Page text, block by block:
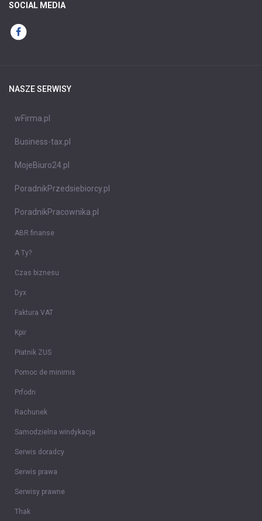
SOCIAL MEDIA
NASZE SERWISY
wFirma.pl
Business-tax.pl
MojeBiuro24.pl
PoradnikPrzedsiebiorcy.pl
PoradnikPracownika.pl
ABR finanse
A Ty?
Czas biznesu
Dyx
Faktura VAT
Kpir
Płatnik ZUS
Pomoc de minimis
Prfodn
Rachunek
Samodzielna windykacja
Serwis doradcy
Serwis prawa
Serwisy prawne
Thak